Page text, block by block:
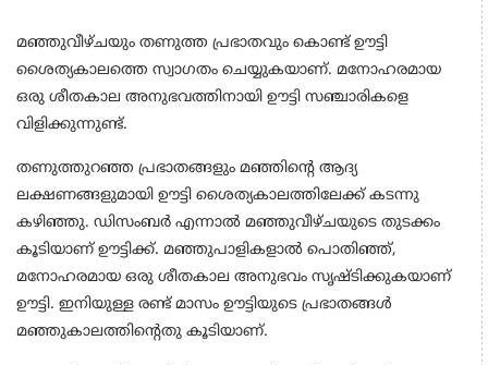
മഞ്ഞുവീഴ്ചയും തണുത്ത പ്രഭാതവും കൊണ്ട് ഊട്ടി
ശൈത്യകാലത്തെ സ്വാഗതം ചെയ്യുകയാണ്. മനോഹരമായ
ഒരു ശീതകാല അനുഭവത്തിനായി ഊട്ടി സഞ്ചാരികളെ
വിളിക്കുന്നുണ്ട്.
തണുത്തുറഞ്ഞ പ്രഭാതങ്ങളും മഞ്ഞിന്റെ ആദ്യ
ലക്ഷണങ്ങളുമായി ഊട്ടി ശൈത്യകാലത്തിലേക്ക് കടന്നു
കഴിഞ്ഞു. ഡിസംബര്‍ എന്നാല്‍ മഞ്ഞുവീഴ്ചയുടെ തുടക്കം
കൂടിയാണ് ഊട്ടിക്ക്. മഞ്ഞുപാളികളാല്‍ പൊതിഞ്ഞ്,
മനോഹരമായ ഒരു ശീതകാല അനുഭവം സൃഷ്ടിക്കുകയാണ്
ഊട്ടി. ഇനിയുള്ള രണ്ട് മാസം ഊട്ടിയുടെ പ്രഭാതങ്ങള്‍
മഞ്ഞുകാലത്തിന്റെതു കൂടിയാണ്.